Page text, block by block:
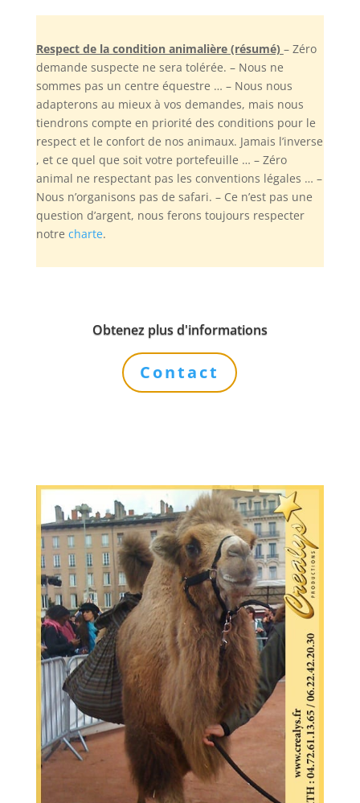
Respect de la condition animalière (résumé) – Zéro
demande suspecte ne sera tolérée. – Nous ne
sommes pas un centre équestre … – Nous nous
adapterons au mieux à vos demandes, mais nous
tiendrons compte en priorité des conditions pour le
respect et le confort de nos animaux. Jamais l’inverse
, et ce quel que soit votre portefeuille … – Zéro
animal ne respectant pas les conventions légales … –
Nous n’organisons pas de safari. – Ce n’est pas une
question d’argent, nous ferons toujours respecter
notre charte.
Obtenez plus d'informations
Contact